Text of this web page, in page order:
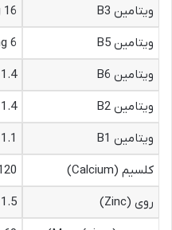
ویتامین B3
16 mg
ویتامین B5
6 mg
ویتامین B6
1.4 mg
ویتامین B2
1.4 mg
ویتامین B1
1.1 mg
کلسیم (Calcium)
mg
روی (Zinc)
1.5 mg